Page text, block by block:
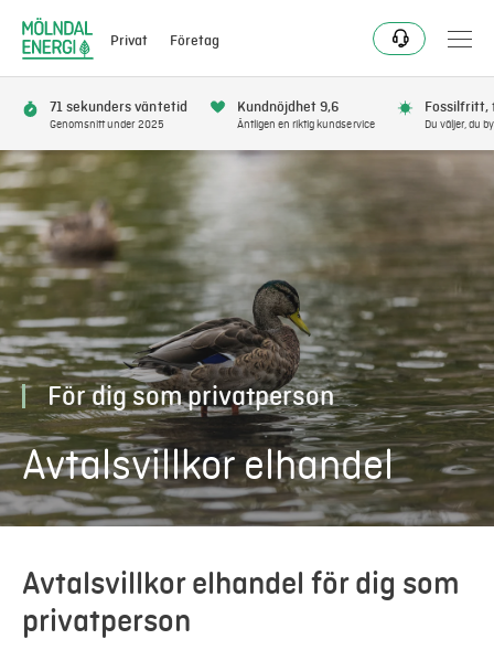
Privat Företag
Bli kund
Flytta
Förnya
Se avbrott
Få bonus
Elnät
Logga in
71 sekunders väntetid
Genomsnitt under 2025
Kundnöjdhet 9,6
Äntligen en riktig kundservice
Fossilfritt,
Du väljer, du
För dig som privatperson
Avtalsvillkor elhandel
Avtalsvillkor elhandel för dig som
privatperson